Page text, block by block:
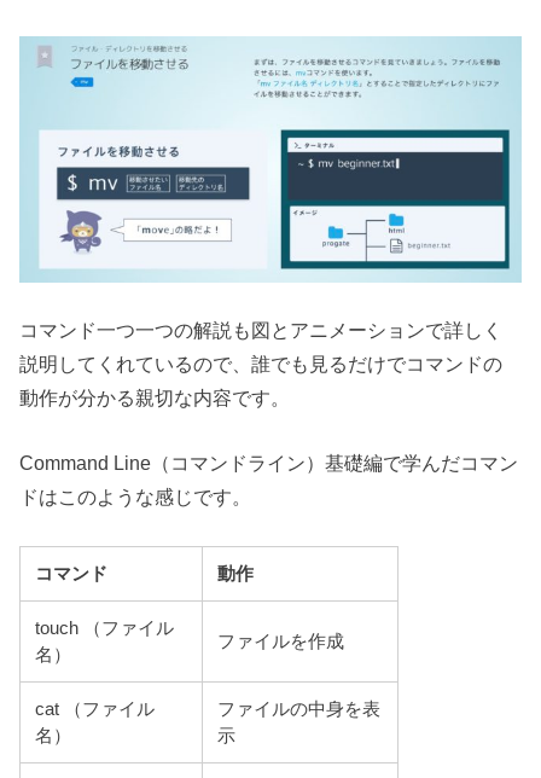
コマンド一つ一つの解説も図とアニメーションで詳しく
説明してくれているので、誰でも見るだけでコマンドの
動作が分かる親切な内容です。
Command Line（コマンドライン）基礎編で学んだコマン
ドはこのような感じです。
コマンド 動作
touch （ファイル
名）
ファイルを作成
cat （ファイル
名）
ファイルの中身を表
示